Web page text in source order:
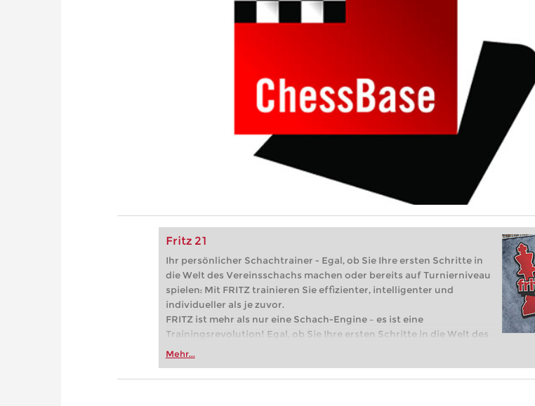
Fritz 21
Ihr persönlicher Schachtrainer - Egal, ob Sie Ihre ersten Schritte in
die Welt des Vereinsschachs machen oder bereits auf Turnierniveau
spielen: Mit FRITZ trainieren Sie effizienter, intelligenter und
individueller als je zuvor.
FRITZ ist mehr als nur eine Schach-Engine – es ist eine
Trainingsrevolution! Egal, ob Sie Ihre ersten Schritte in die Welt des
Vereinsschachs machen oder bereits auf Turnierniveau spielen: Mit
zuvor.
Mehr...